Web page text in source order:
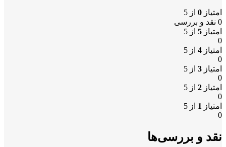
امتیاز 0 از 5
0 نقد و بررسی
امتیاز 5 از 5
0
امتیاز 4 از 5
0
امتیاز 3 از 5
0
امتیاز 2 از 5
0
امتیاز 1 از 5
0
نقد و بررسی‌ها